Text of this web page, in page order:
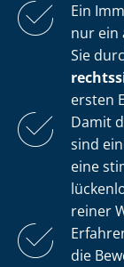
Ein
nur ein
Sie
ersten
Damit
sind
eine
reiner
die